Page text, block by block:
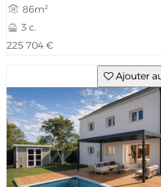
86m²
3 c.
225 704 €
Ajouter